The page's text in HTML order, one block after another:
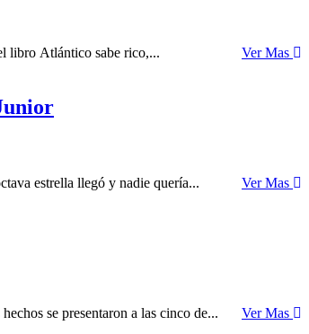
libro Atlántico sabe rico,... Ver Mas
estrella llegó y nadie quería... Ver Mas
se presentaron a las cinco de... Ver Mas